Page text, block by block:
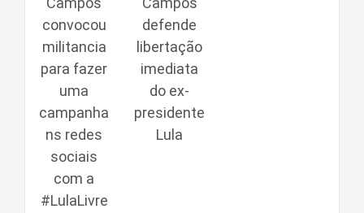
convocou
militancia
para fazer
uma
campanha
ns redes
sociais
com a
#LulaLivre
defende
libertação
imediata
do ex-
presidente
Lula